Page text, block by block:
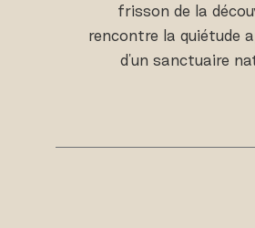
frisson de la
rencontre la quiétude
d'un sanctuaire